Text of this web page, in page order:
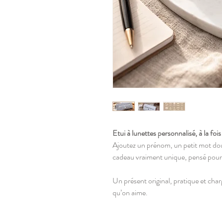
Etui à lunettes personnalisé, à la
Ajoutez un prénom, un petit mot
cadeau vraiment unique, pensé
Un présent original, pratique et
qu’on aime.